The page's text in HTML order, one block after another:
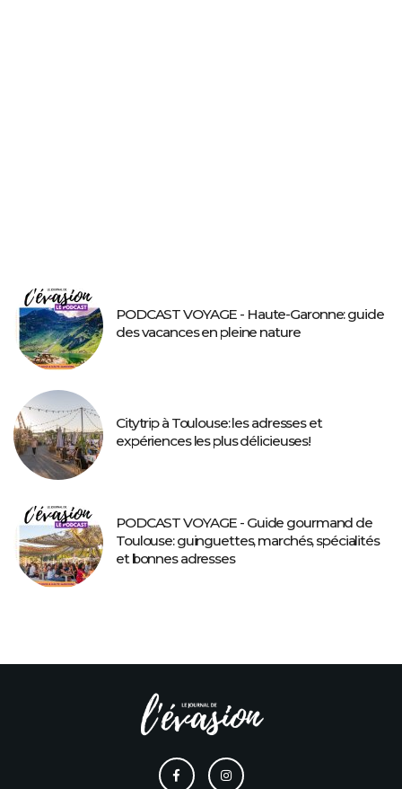
PODCAST VOYAGE - Haute-Garonne: guide
des vacances en pleine nature
Citytrip à Toulouse: les adresses et
expériences les plus délicieuses!
PODCAST VOYAGE - Guide gourmand de
Toulouse: guinguettes, marchés, spécialités
et bonnes adresses